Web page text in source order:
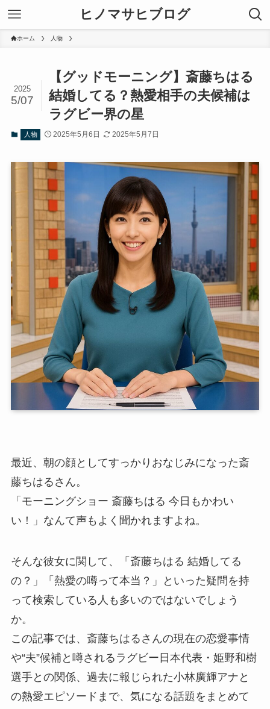
ヒノマサヒブログ
ホーム 人物
【グッドモーニング】斎藤ちはる
結婚してる？熱愛相手の夫候補は
ラグビー界の星
2025
5/07
人物 2025年5月6日 2025年5月7日
最近、朝の顔としてすっかりおなじみになった斎
藤ちはるさん。
「モーニングショー 斎藤ちはる 今日もかわい
い！」なんて声もよく聞かれますよね。
そんな彼女に関して、「斎藤ちはる 結婚してる
の？」「熱愛の噂って本当？」といった疑問を持
って検索している人も多いのではないでしょう
か。
この記事では、斎藤ちはるさんの現在の恋愛事情
や“夫”候補と噂されるラグビー日本代表・姫野和樹
選手との関係、過去に報じられた小林廣輝アナと
の熱愛エピソードまで、気になる話題をまとめて